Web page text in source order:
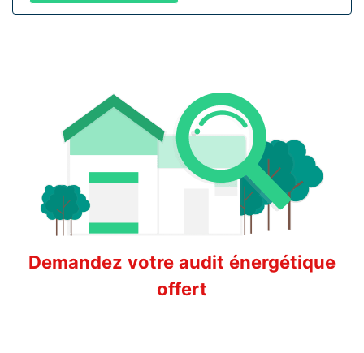
Demandez votre audit énergétique
offert